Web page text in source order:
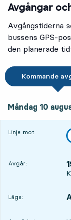
Avgångar
Avgångstiderna
bussens GPS-
den planerade
Kommande
Måndag 10
Linje mot:
,
Avgår:
Läge:
LÄGE,
,